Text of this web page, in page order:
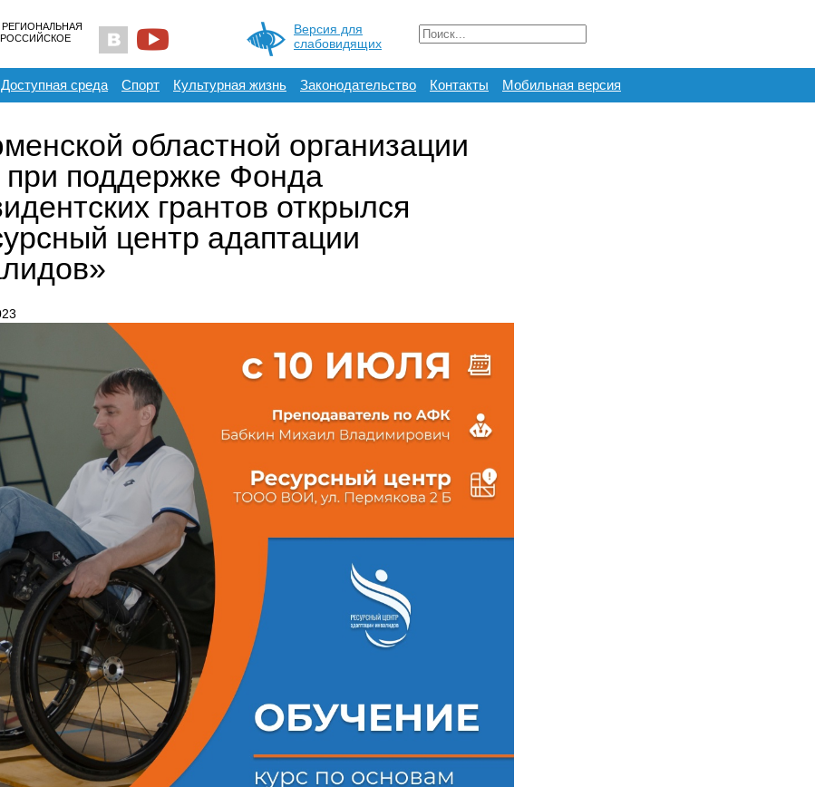
Версия для
слабовидящих
Доступная среда Спорт Культурная жизнь Законодательство Контакты Мобильная версия
областной организации
поддержке Фонда
грантов открылся
центр адаптации